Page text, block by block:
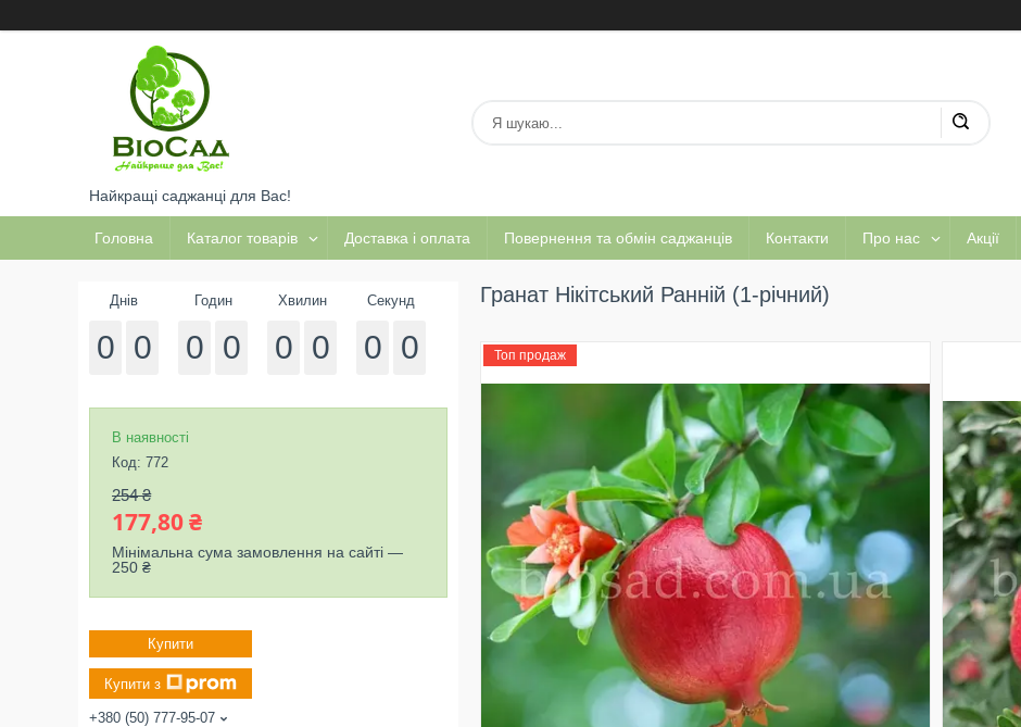
Найкращі саджанці для Вас!
Головна Каталог товарів Доставка і оплата Повернення та обмін саджанців Контакти Про нас Акції
Гранат Нікітський Ранній (1-річний)
Топ продаж
Днів
0 0
Годин
0 0
Хвилин
0 0
Секунд
0 0
В наявності
Код: 772
254 ₴
177,80 ₴
Мінімальна сума замовлення на сайті —
250 ₴
Купити
Купити з
+380 (50) 777-95-07